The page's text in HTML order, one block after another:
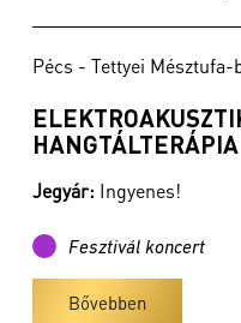
Pécs - Tettyei
HANGTÁLTERÁPIA
Jegyár: Ingyenes!
Fesztivál koncert
Bővebben